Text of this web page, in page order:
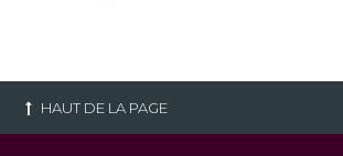
HAUT DE LA PAGE